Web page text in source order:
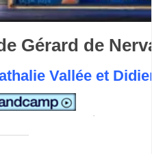
Gérard de
Vallée et
.